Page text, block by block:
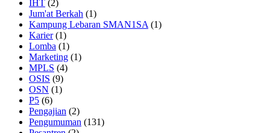
IHT (2)
Jum'at Berkah (1)
Kampung Lebaran SMAN1SA (1)
Karier (1)
Lomba (1)
Marketing (1)
MPLS (4)
OSIS (9)
OSN (1)
P5 (6)
Pengajian (2)
Pengumuman (131)